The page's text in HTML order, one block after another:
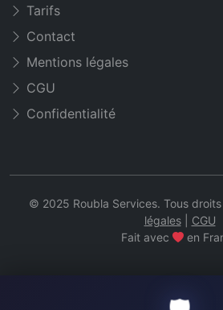
Tarifs
Contact
Mentions légales
CGU
Confidentialité
© 2025 Roubla Services. Tous droits
légales| CGU
Fait avec
en